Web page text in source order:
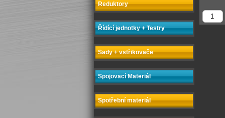
Reduktory
Řídící jednotky + Testry
Sady + vstřikovače
Spojovací Materiál
Spotřební materiál